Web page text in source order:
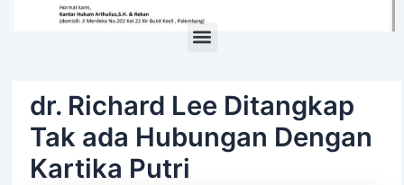
dr. Richard Lee Ditangkap
Tak ada Hubungan Dengan
Kartika Putri